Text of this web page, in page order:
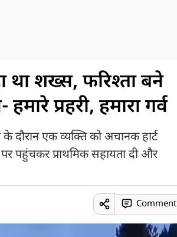
था शख्स, फरिश्ता बने
प्रहरी, हमारा गर्व
दौरान एक व्यक्ति को अचानक हार्ट
पहुंचकर प्राथमिक सहायता दी और
Comment